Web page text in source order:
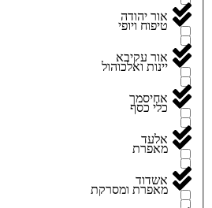
טיפוח ויופי
יינות ואלכוהול
כלי כסף
מאפרת
מאפרת ומסרקת
אור יהודה
אור עקיבא
אחיסמך
אלעד
אשדוד